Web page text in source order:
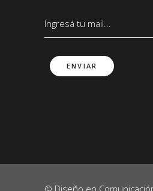
© Diseño en